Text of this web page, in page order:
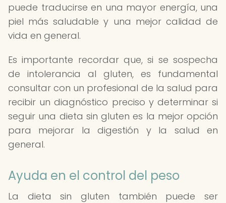
puede traducirse en una mayor energía, una
piel más saludable y una mejor calidad de
vida en general.
Es importante recordar que, si se sospecha
de intolerancia al gluten, es fundamental
consultar con un profesional de la salud para
recibir un diagnóstico preciso y determinar si
seguir una dieta sin gluten es la mejor opción
para mejorar la digestión y la salud en
general.
Ayuda en el control del peso
La dieta sin gluten también puede ser